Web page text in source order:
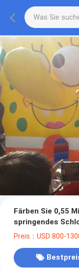
Färben Sie 0,55
springendes
Preis：USD 800-